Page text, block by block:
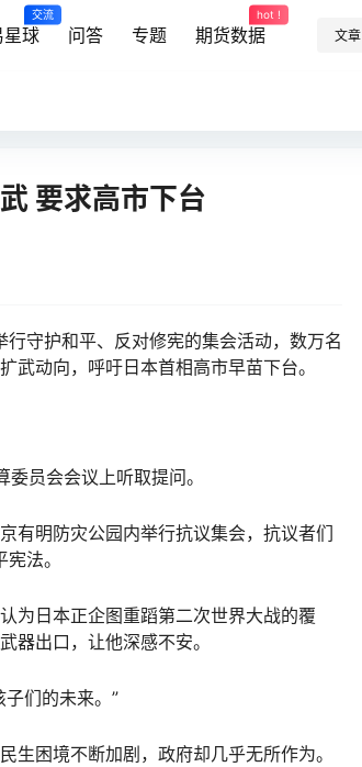
星球
交流
问答 专题 期货数据
hot !
文章
要求高市下台
守护和平、反对修宪的集会活动，数万名
武动向，呼吁日本首相高市早苗下台。
员会会议上听取提问。
明防灾公园内举行抗议集会，抗议者们
法。
日本正企图重蹈第二次世界大战的覆
器出口，让他深感不安。
们的未来。”
困境不断加剧，政府却几乎无所作为。